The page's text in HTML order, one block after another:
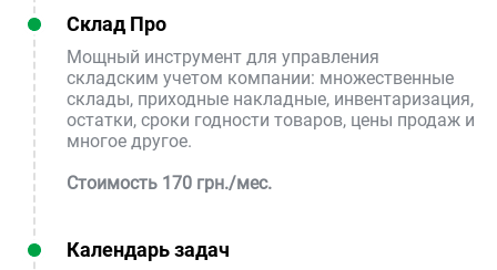
Склад Про
Мощный инструмент для управления
складским учетом компании: множественные
склады, приходные накладные, инвентаризация,
остатки, сроки годности товаров, цены продаж и
многое другое.
Стоимость 170 грн./мес.
Календарь задач